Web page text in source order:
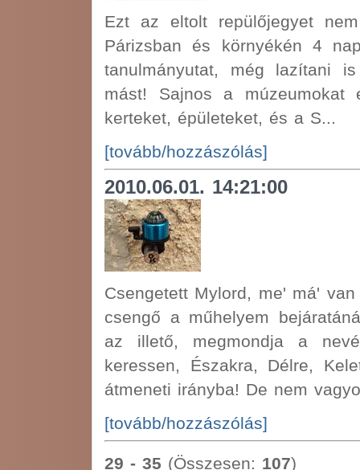
Ezt az eltolt repülőjegyet
Párizsban és környékén 4
tanulmányutat, még lazítani
mást! Sajnos a
kerteket, épületeket, és a S...
[tovább/hozzászólás]
2010.06.01. 14:21:00
Csengetett Mylord, me' má'
csengő a műhelyem
az illető, megmondja a
keressen, Északra, Délre,
átmeneti irányba! De nem
[tovább/hozzászólás]
29 - 35 (Összesen: 107)